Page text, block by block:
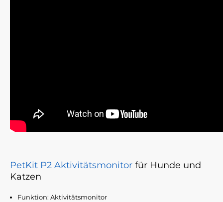
PetKit P2 Aktivitätsmonitor für Hunde und
Katzen
Funktion: Aktivitätsmonitor